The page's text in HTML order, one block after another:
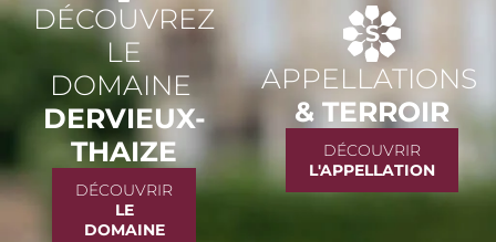
DÉCOUVREZ
LE
DOMAINE
DERVIEUX-
THAIZE
DÉCOUVRIR
LE
DOMAINE
APPELLATIONS
& TERROIR
DÉCOUVRIR
L'APPELLATION